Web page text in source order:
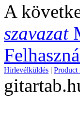
A
szavazat
Hírlevélküldés | Product